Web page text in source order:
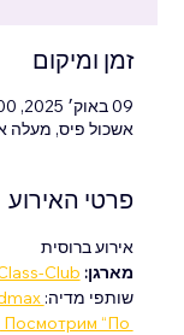
זמן ומיקום
09 באוק׳ 2025, 19:00 – 20:40
אשכול פיס, מעלה אורט 15,
פרטי האירוע
אירוע ברוסית
מארגן: Club
שותפי מדיה:
Посмотрим “По